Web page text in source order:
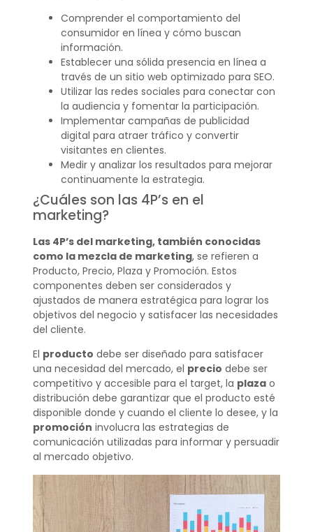
Comprender el comportamiento del
consumidor en línea y cómo buscan
información.
Establecer una sólida presencia en línea a
través de un sitio web optimizado para SEO.
Utilizar las redes sociales para conectar con
la audiencia y fomentar la participación.
Implementar campañas de publicidad
digital para atraer tráfico y convertir
visitantes en clientes.
Medir y analizar los resultados para mejorar
continuamente la estrategia.
¿Cuáles son las 4P’s en el
marketing?
Las 4P’s del marketing, también conocidas
como la mezcla de marketing, se refieren a
Producto, Precio, Plaza y Promoción. Estos
componentes deben ser considerados y
ajustados de manera estratégica para lograr los
objetivos del negocio y satisfacer las necesidades
del cliente.
El producto debe ser diseñado para satisfacer
una necesidad del mercado, el precio debe ser
competitivo y accesible para el target, la plazao
distribución debe garantizar que el producto esté
disponible donde y cuando el cliente lo desee, y la
promoción involucra las estrategias de
comunicación utilizadas para informar y persuadir
al mercado objetivo.